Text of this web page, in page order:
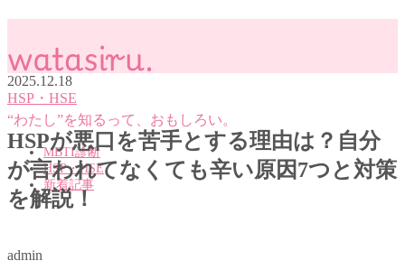
“わたし”を知るって、おもしろい。
MBTI診断
HSP・HSE
新着記事
2025.12.18
HSP・HSE
HSPが悪口を苦手とする理由は？自分
が言われてなくても辛い原因7つと対策
を解説！
admin